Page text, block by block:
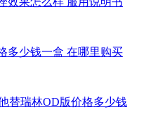
多少钱一盒 在哪里购买
替瑞林OD版价格多少钱